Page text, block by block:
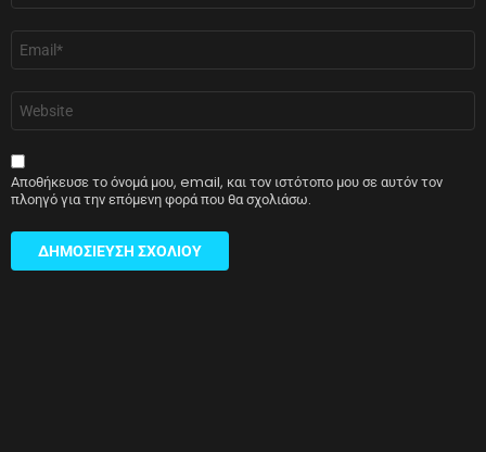
Email
Ιστότοπος
Αποθήκευσε το όνομά μου, email, και τον ιστότοπο μου σε αυτόν τον
πλοηγό για την επόμενη φορά που θα σχολιάσω.